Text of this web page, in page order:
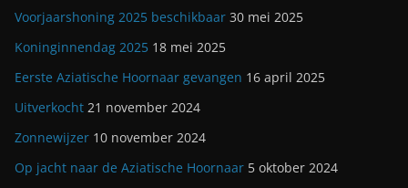
Voorjaarshoning 2025 beschikbaar 30 mei 2025
Koninginnendag 2025 18 mei 2025
Eerste Aziatische Hoornaar gevangen 16 april 2025
Uitverkocht 21 november 2024
Zonnewijzer 10 november 2024
Op jacht naar de Aziatische Hoornaar 5 oktober 2024